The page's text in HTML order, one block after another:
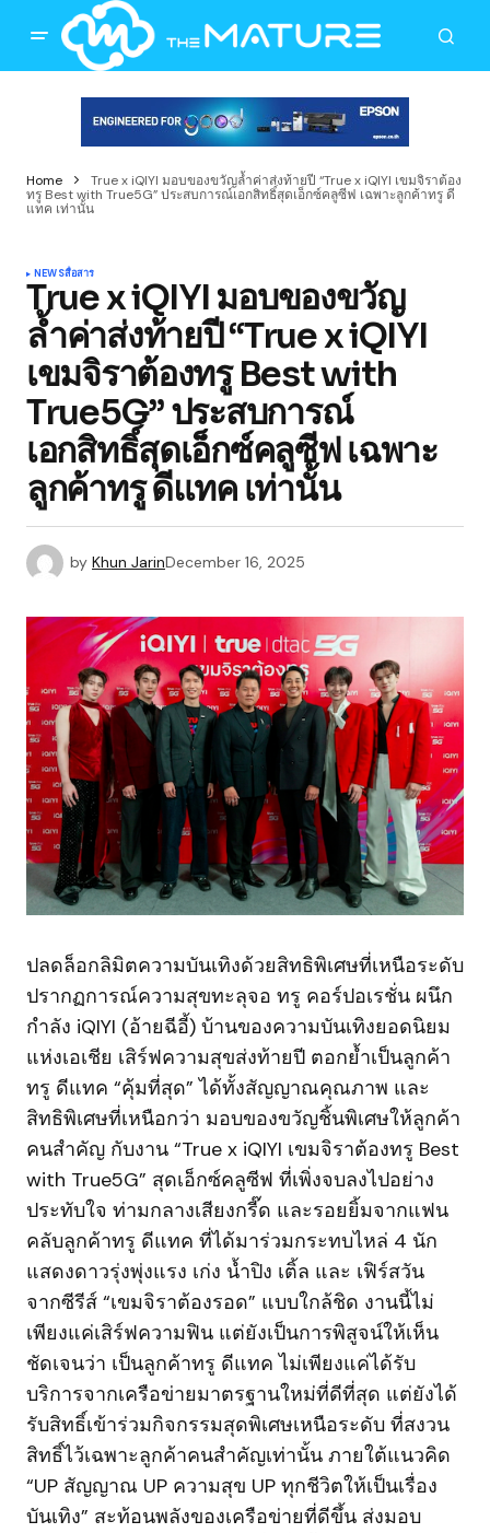
Home
True x iQIYI มอบของขวัญล้ำค่าส่งท้ายปี “True x iQIYI เขมจิราต้อง
ทรู Best with True5G” ประสบการณ์เอกสิทธิ์สุดเอ็กซ์คลูซีฟ เฉพาะลูกค้าทรู ดี
แทค เท่านั้น
NEWSสื่อสาร
True x iQIYI มอบของขวัญ
ล้ำค่าส่งท้ายปี “True x iQIYI
เขมจิราต้องทรู Best with
True5G” ประสบการณ์
เอกสิทธิ์สุดเอ็กซ์คลูซีฟ เฉพาะ
ลูกค้าทรู ดีแทค เท่านั้น
by Khun JarinDecember 16, 2025
ปลดล็อกลิมิตความบันเทิงด้วยสิทธิพิเศษที่เหนือระดับ
ปรากฏการณ์ความสุขทะลุจอ ทรู คอร์ปอเรชั่น ผนึก
กำลัง iQIYI (อ้ายฉีอี้) บ้านของความบันเทิงยอดนิยม
แห่งเอเชีย เสิร์ฟความสุขส่งท้ายปี ตอกย้ำเป็นลูกค้า
ทรู ดีแทค “คุ้มที่สุด” ได้ทั้งสัญญาณคุณภาพ และ
สิทธิพิเศษที่เหนือกว่า มอบของขวัญชิ้นพิเศษให้ลูกค้า
คนสำคัญ กับงาน “True x iQIYI เขมจิราต้องทรู Best
with True5G” สุดเอ็กซ์คลูซีฟ ที่เพิ่งจบลงไปอย่าง
ประทับใจ ท่ามกลางเสียงกรี๊ด และรอยยิ้มจากแฟน
คลับลูกค้าทรู ดีแทค ที่ได้มาร่วมกระทบไหล่ 4 นัก
แสดงดาวรุ่งพุ่งแรง เก่ง น้ำปิง เติ้ล และ เฟิร์สวัน
จากซีรีส์ “เขมจิราต้องรอด” แบบใกล้ชิด งานนี้ไม่
เพียงแค่เสิร์ฟความฟิน แต่ยังเป็นการพิสูจน์ให้เห็น
ชัดเจนว่า เป็นลูกค้าทรู ดีแทค ไม่เพียงแค่ได้รับ
บริการจากเครือข่ายมาตรฐานใหม่ที่ดีที่สุด แต่ยังได้
รับสิทธิ์เข้าร่วมกิจกรรมสุดพิเศษเหนือระดับ ที่สงวน
สิทธิ์ไว้เฉพาะลูกค้าคนสำคัญเท่านั้น ภายใต้แนวคิด
“UP สัญญาณ UP ความสุข UP ทุกชีวิตให้เป็นเรื่อง
บันเทิง” สะท้อนพลังของเครือข่ายที่ดีขึ้น ส่งมอบ